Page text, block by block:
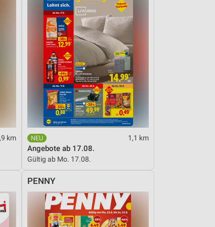
km 1,1 km
Angebote ab 17.08.
Gültig ab Mo. 17.08.
PENNY